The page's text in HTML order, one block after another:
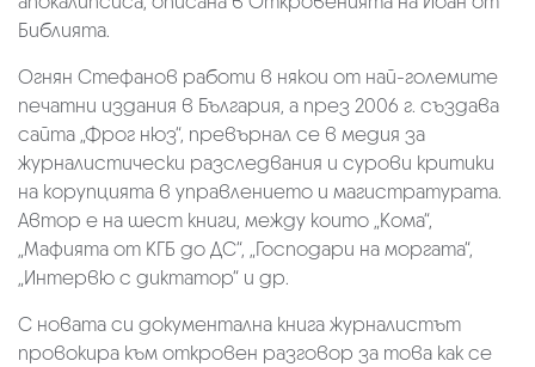
Библията.
Огнян Стефанов работи в някои от най-големите
печатни издания в България, а през 2006 г. създава
сайта „Фрог нюз“, превърнал се в медия за
журналистически разследвания и сурови критики
на корупцията в управлението и магистратурата.
Автор е на шест книги, между които „Кома“,
„Мафията от КГБ до ДС“, „Господари на моргата“,
„Интервю с диктатор“ и др.
С новата си документална книга журналистът
провокира към откровен разговор за това как се